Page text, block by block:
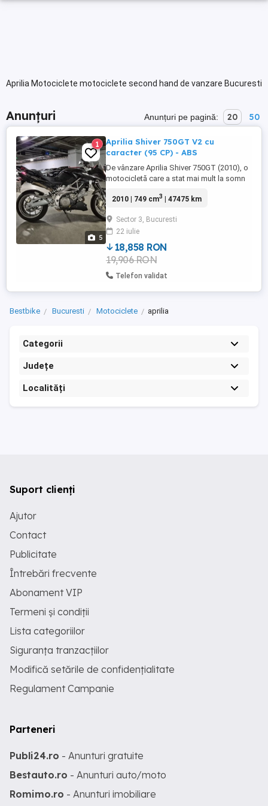
Aprilia Motociclete motociclete second hand de vanzare Bucuresti
Anunțuri Anunțuri pe pagină: 20 50
5
1
Aprilia Shiver 750GT V2 cu
caracter (95 CP) - ABS
De vânzare Aprilia Shiver 750GT (2010), o
motocicletă care a stat mai mult la somn
o scoată la aer. Pe scurt: Istoric:
km). Revizii la zi făcute la G&S
Motorcycles (am facturi doveditoare).
Stare: A dormit doar în ...
2010 | 749 cm3 | 47475 km
Sector 3, Bucuresti
22 iulie
18,858 RON
19,906 RON
Telefon validat
Bestbike Bucuresti Motociclete aprilia
Categorii
Județe
Localități
Suport clienți
Ajutor
Contact
Publicitate
Întrebări frecvente
Abonament VIP
Termeni și condiții
Lista categoriilor
Siguranța tranzacțiilor
Modifică setările de confidențialitate
Regulament Campanie
Parteneri
Publi24.ro - Anunturi gratuite
Bestauto.ro - Anunturi auto/moto
Romimo.ro - Anunturi imobiliare